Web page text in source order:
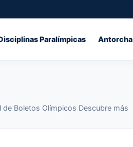
Paralímpicas Antorcha
de Boletos Olímpicos Descubre más